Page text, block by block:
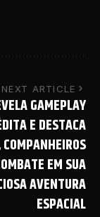
NEXT ARTICLE
GAMEPLAY
E DESTACA
EM SUA
AVENTURA
ESPACIAL